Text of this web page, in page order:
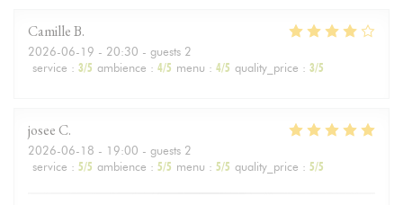
CamilleB
2026-06-19 - 20:30 - guests 2
service : 3/5 ambience : 4/5 menu : 4/5 quality_price : 3/5
joseeC
2026-06-18 - 19:00 - guests 2
service : 5/5 ambience : 5/5 menu : 5/5 quality_price : 5/5